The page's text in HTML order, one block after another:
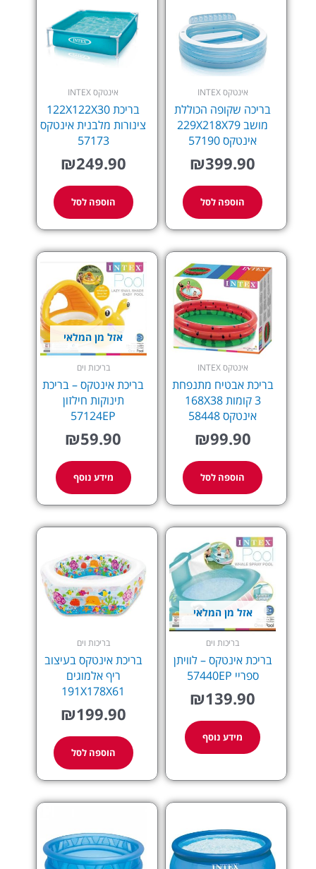
אינטקס INTEX
בריכה שקופה הכוללת
מושב 229X218X79
אינטקס 57190
₪399.90
הוספה לסל
אינטקס INTEX
בריכת 122X122X30
צינורות מלבנית אינטקס
57173
₪249.90
הוספה לסל
אינטקס INTEX
בריכת אבטיח מתנפחת
3 קומות 168X38
אינטקס 58448
₪99.90
הוספה לסל
אזל מן המלאי
בריכות וים
בריכת אינטקס – בריכת
תינוקות חילזון
57124EP
₪59.90
מידע נוסף
אזל מן המלאי
בריכות וים
בריכת אינטקס – לוויתן
ספריי 57440EP
₪139.90
מידע נוסף
בריכות וים
בריכת אינטקס בעיצוב
ריף אלמוגים
191X178X61
₪199.90
הוספה לסל